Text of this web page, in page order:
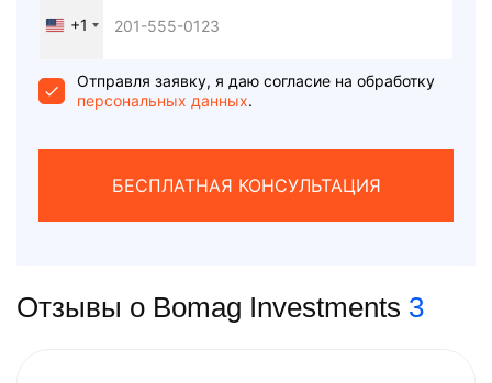
United
+1
+1
Отправля заявку, я даю согласие на обработку
персональных данных.
БЕСПЛАТНАЯ КОНСУЛЬТАЦИЯ
Отзывы о Bomag Investments 3